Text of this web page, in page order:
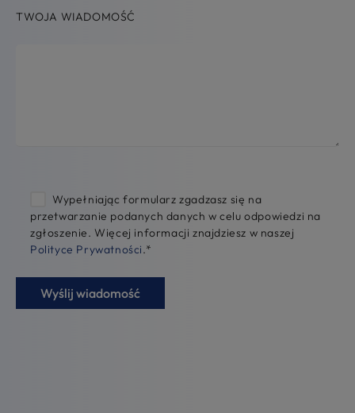
TWOJA WIADOMOŚĆ
Wypełniając formularz zgadzasz się na
przetwarzanie podanych danych w celu odpowiedzi na
zgłoszenie. Więcej informacji znajdziesz w naszej
Polityce Prywatności.*